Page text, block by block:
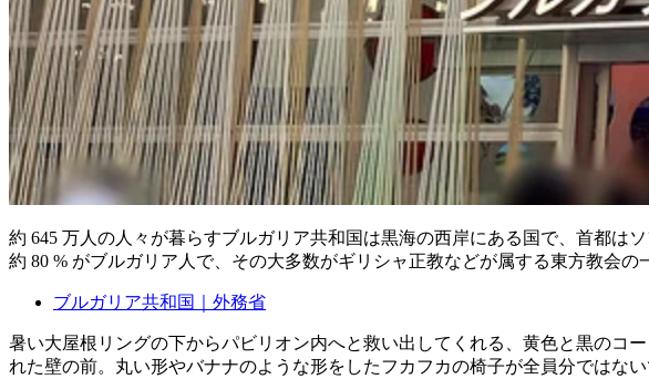
約 645 万人の人々が暮らすブルガリア共和国は黒海の西岸にある国で、首都
約 80 % がブルガリア人で、その大多数がギリシャ正教などが属する東方教会の
ブルガリア共和国｜外務省
暑い大屋根リングの下からパビリオン内へと救い出してくれる、黄色と黒のコ
れた壁の前。丸い形やバナナのような形をしたフカフカの椅子が全員分ではな